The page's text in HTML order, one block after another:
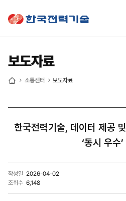
보도자료
소통센터 보도자료
한국전력기술, 데이터 제공
‘동시 우수
작성일 2026-04-02
조회수 6,148